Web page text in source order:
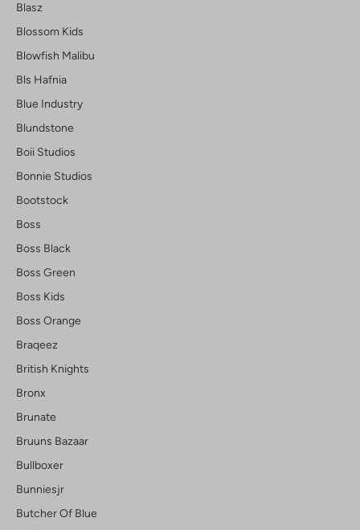
Blasz
Blossom Kids
Blowfish Malibu
Bls Hafnia
Blue Industry
Blundstone
Boii Studios
Bonnie Studios
Bootstock
Boss
Boss Black
Boss Green
Boss Kids
Boss Orange
Braqeez
British Knights
Bronx
Brunate
Bruuns Bazaar
Bullboxer
Bunniesjr
Butcher Of Blue